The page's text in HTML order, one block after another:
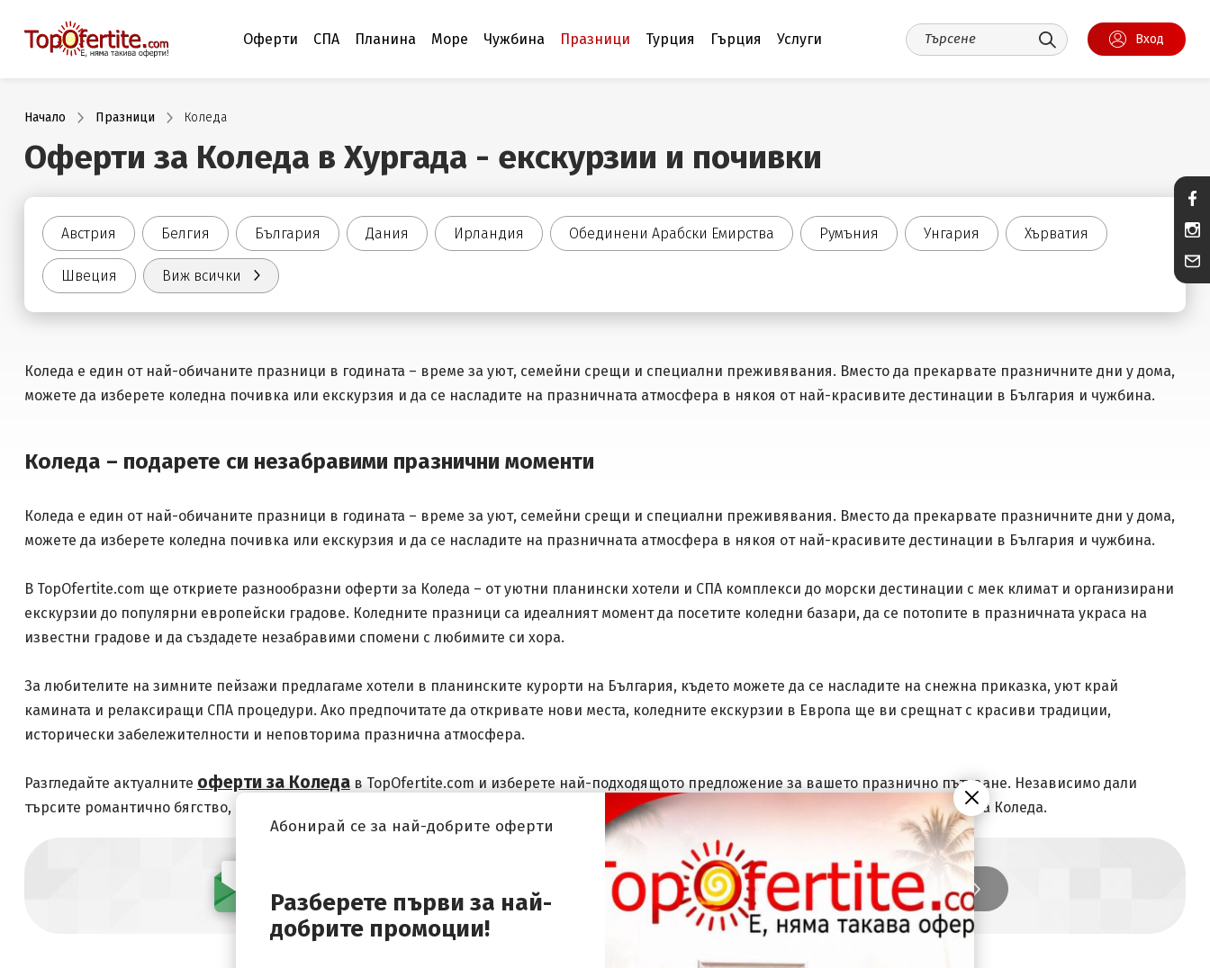
Оферти СПА Планина Море Чужбина Празници Турция Гърция Услуги Вход
Начало Празници Коледа
Оферти за Коледа в Хургада - екскурзии и почивки
Австрия Белгия България Дания Ирландия Обединени Арабски Емирства Румъния Унгария Хърватия
Швеция Виж всички
Коледа е един от най-обичаните празници в годината – време за уют, семейни срещи и специални преживявания. Вместо да прекарвате празничните дни у дома,
можете да изберете коледна почивка или екскурзия и да се насладите на празничната атмосфера в някоя от най-красивите дестинации в България и чужбина.
Коледа – подарете си незабравими празнични моменти
Коледа е един от най-обичаните празници в годината – време за уют, семейни срещи и специални преживявания. Вместо да прекарвате празничните дни у дома,
можете да изберете коледна почивка или екскурзия и да се насладите на празничната атмосфера в някоя от най-красивите дестинации в България и чужбина.
В TopOfertite.com ще откриете разнообразни оферти за Коледа – от уютни планински хотели и СПА комплекси до морски дестинации с мек климат и организирани
екскурзии до популярни европейски градове. Коледните празници са идеалният момент да посетите коледни базари, да се потопите в празничната украса на
известни градове и да създадете незабравими спомени с любимите си хора.
За любителите на зимните пейзажи предлагаме хотели в планинските курорти на България, където можете да се насладите на снежна приказка, уют край
камината и релаксиращи СПА процедури. Ако предпочитате да откривате нови места, коледните екскурзии в Европа ще ви срещнат с красиви традиции,
исторически забележителности и неповторима празнична атмосфера.
Разгледайте актуалните оферти за Коледав TopOfertite.com и изберете най-подходящото предложение за вашето празнично пътуване. Независимо дали
търсите романтично бягство, семейна почивка или кратка екскурзия, тук ще откриете вдъхновяващи идеи за една наистина специална Коледа.
Абонирай се за най-добрите оферти
Абонирай се за най-добрите оферти
Разберете първи за най-
добрите промоции!